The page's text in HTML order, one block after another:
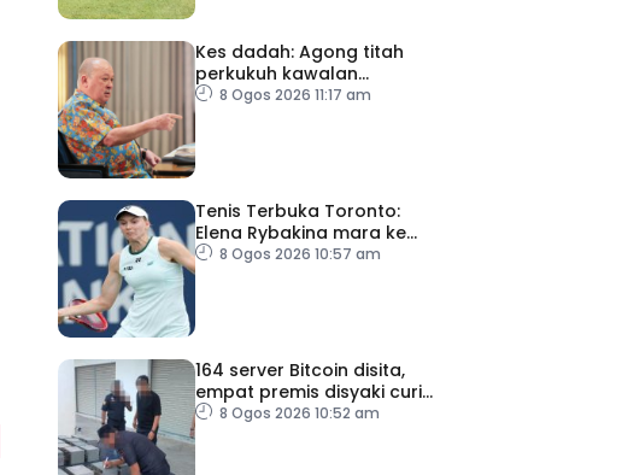
Kes dadah: Agong titah
perkukuh kawalan
lapangan terbang, pintu
8 Ogos 2026 11:17 am
Tenis Terbuka Toronto:
Elena Rybakina mara ke
pusingan keempat
8 Ogos 2026 10:57 am
164 server Bitcoin disita,
empat premis disyaki curi
elektrik
8 Ogos 2026 10:52 am